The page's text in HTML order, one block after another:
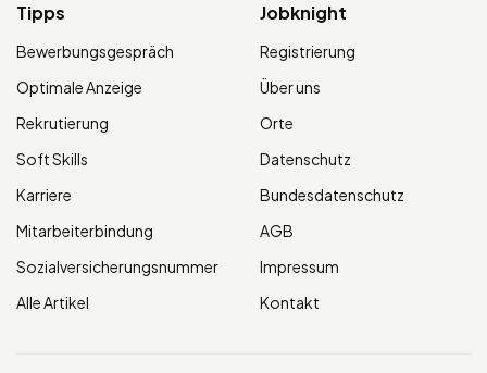
Tipps
Bewerbungsgespräch
Optimale Anzeige
Rekrutierung
Soft Skills
Karriere
Mitarbeiterbindung
Sozialversicherungsnummer
Alle Artikel
Jobknight
Registrierung
Über uns
Orte
Datenschutz
Bundesdatenschutz
AGB
Impressum
Kontakt